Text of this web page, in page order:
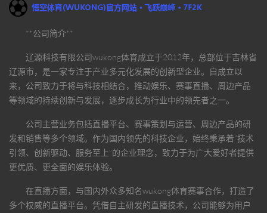
**公司简介**
辽源科技有限公司wukong体育成立于2012年，总部位于吉林省
辽源市，是一家专注于产业多元化发展的创新型企业。自成立以
来，公司致力于将与科技相结合，推动娱乐、赛事直播、周边产品
等领域的持续创新与发展，逐步成长为行业中的领先者之一。
公司主营业务包括直播平台、赛事策划与运营、周边产品的研
发和销售等多个领域。作为国内领先的科技企业，始终秉承着“技术
引领、创新驱动、服务至上”的企业理念，致力于为广大爱好者提供
更优质、更全面的娱乐体验。
在直播方面，与国内外众多知名wukong体育赛事合作，打造了
多个权威的直播平台。凭借自主研发的直播技术，公司能够为用户